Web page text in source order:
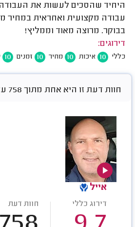
היחיד שהסכים לעשות את
עבודה מקצועית ואחראית במחיר
בבוקר. מרוצה מאוד וממליץ!
דירוגים:
כללי 10 איכות 10 מחיר 10 זמנים 10
חוות דעת זו היא אחת מתוך 758 על עסק זה:
אייל
דירוג כללי חוות דעת